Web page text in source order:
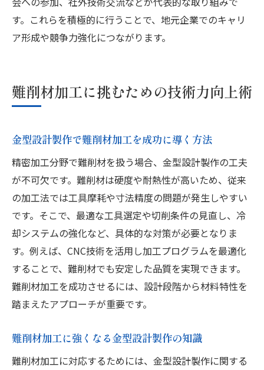
金型設計製作が地元産業にもたらす価値
安定した技術職を目指す金型設計製作の魅
力
金型設計製作による地域貢献とキャリア形
成
金型設計製作で広がる地元の新たな可能性
す。これらを積極的に行うことで、地元企業でのキャリ
ア形成や競争力強化につながります。
難削材加工に挑むための技術力向上術
金型設計製作で難削材加工を成功に導く方法
精密加工分野で難削材を扱う場合、金型設計製作の工夫
が不可欠です。難削材は硬度や耐熱性が高いため、従来
の加工法では工具摩耗や寸法精度の問題が発生しやすい
です。そこで、最適な工具選定や切削条件の見直し、冷
却システムの強化など、具体的な対策が必要となりま
す。例えば、CNC技術を活用し加工プログラムを最適化
することで、難削材でも安定した品質を実現できます。
難削材加工を成功させるには、設計段階から材料特性を
踏まえたアプローチが重要です。
難削材加工に強くなる金型設計製作の知識
難削材加工に対応するためには、金型設計製作に関する